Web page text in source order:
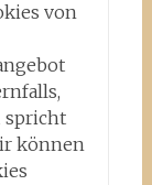
von
spricht
können